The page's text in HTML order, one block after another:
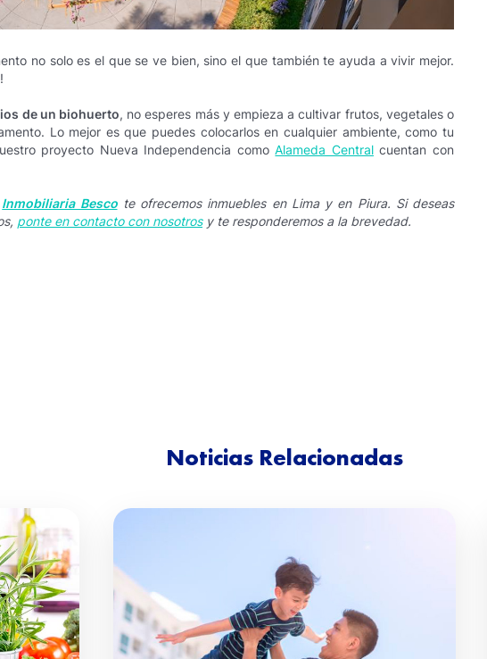
no solo es el que se ve bien, sino el que también te ayuda a vivir mejor.
de un biohuerto, no esperes más y empieza a cultivar frutos, vegetales o
Lo mejor es que puedes colocarlos en cualquier ambiente, como tu
proyecto Nueva Independencia comoAlameda Centralcuentan con
Inmobiliaria Bescote ofrecemos inmuebles en Lima y en Piura. Si deseas
ponte en contacto con nosotrosy te responderemos a la brevedad.
Noticias Relacionadas